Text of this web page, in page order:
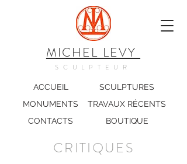
MICHEL LEVY
SCULPTEUR
ACCUEIL
SCULPTURES
MONUMENTS
TRAVAUX RÉCENTS
CONTACTS
BOUTIQUE
CRITIQUES